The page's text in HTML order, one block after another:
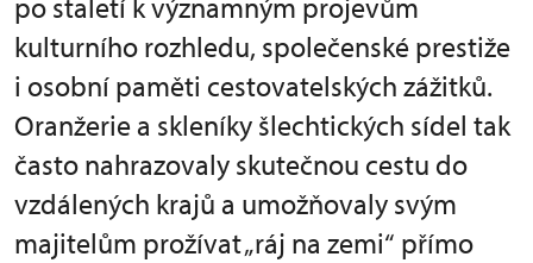
po staletí k významným projevům
kulturního rozhledu, společenské prestiže
i osobní paměti cestovatelských zážitků.
Oranžerie a skleníky šlechtických sídel tak
často nahrazovaly skutečnou cestu do
vzdálených krajů a umožňovaly svým
majitelům prožívat „ráj na zemi“ přímo